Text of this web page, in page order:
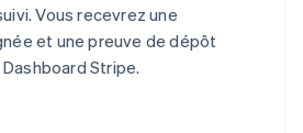
Vous recevrez une
et une preuve de dépôt
Stripe.